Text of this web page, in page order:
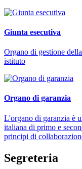
Giunta esecutiva
Organo di gestione
istituto
Organo di garanzia
L'organo di garanzia è
italiana di primo e
principi di
Segreteria